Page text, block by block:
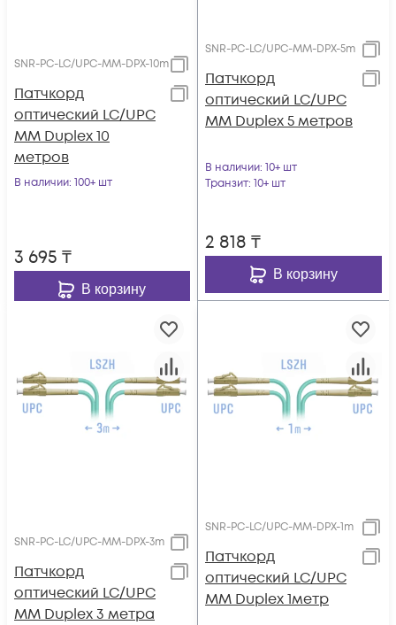
SNR-PC-LC/UPC-MM-DPX-10m
Патчкорд
оптический LC/UPC
MM Duplex 10
метров
В наличии: 100+ шт
3 695 ₸
В корзину
SNR-PC-LC/UPC-MM-DPX-5m
Патчкорд
оптический LC/UPC
MM Duplex 5 метров
В наличии: 10+ шт
Транзит: 10+ шт
2 818 ₸
В корзину
SNR-PC-LC/UPC-MM-DPX-3m
Патчкорд
оптический LC/UPC
MM Duplex 3 метра
SNR-PC-LC/UPC-MM-DPX-1m
Патчкорд
оптический LC/UPC
MM Duplex 1метр